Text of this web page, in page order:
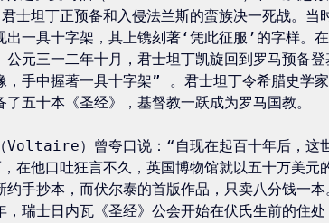
士坦丁正预备和入侵法兰斯的蛮族决一死战。当
出一具十字架，其上镌刻著‘凭此征服’的字样。
元三一二年十月，君士坦丁凯旋回到罗马预备
，手中握著一具十字架” 。君士坦丁令希腊史学
五十本《圣经》，基督教一跃成为罗马国教。
Voltaire）曾夸口说：“自现在起百十年后，这
在他口吐狂言不久，英国博物馆就以五十万美元
约手抄本，而伏尔泰的首版作品，只卖八分钱一
瑞士日内瓦《圣经》公会开始在伏氏生前的住处